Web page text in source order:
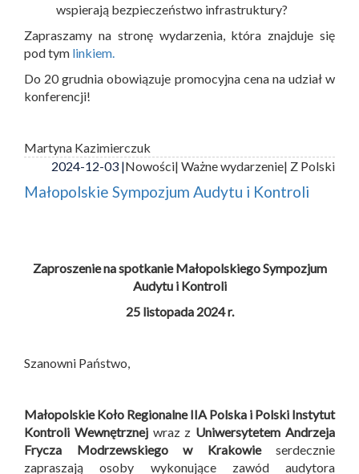
wspierają bezpieczeństwo infrastruktury?
Zapraszamy na stronę wydarzenia, która znajduje się
pod tym linkiem.
Do 20 grudnia obowiązuje promocyjna cena na udział w
konferencji!
Martyna Kazimierczuk
2024-12-03 |Nowości| Ważne wydarzenie| Z Polski
Małopolskie Sympozjum Audytu i Kontroli
Zaproszenie na spotkanie Małopolskiego Sympozjum
Audytu i Kontroli
25 listopada 2024 r.
Szanowni Państwo,
Małopolskie Koło Regionalne IIA Polska i Polski Instytut
Kontroli Wewnętrznejwraz z Uniwersytetem Andrzeja
Frycza Modrzewskiego w Krakowieserdecznie
zapraszają osoby wykonujące zawód audytora